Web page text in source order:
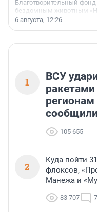
Благотворительный
бездомным животным
заключили соглашение о
6 августа, 12:26
1
ВСУ
105 655
2
Куда пойти
флоксов,
Манежа и
83 707 7